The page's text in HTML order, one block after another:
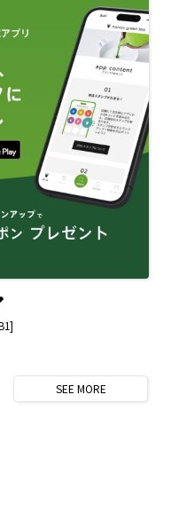
🌹高磁力ネック
コラントッテ オフ
🎁お買い上げ
SEE MORE